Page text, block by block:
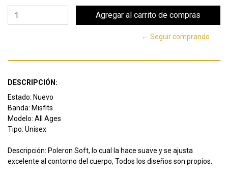
← Seguir comprando
DESCRIPCIÓN:
Estado: Nuevo
Banda: Misfits
Modelo: All Ages
Tipo: Unisex
Descripción: Poleron Soft, lo cual la hace suave y se ajusta
excelente al contorno del cuerpo, Todos los diseños son propios.